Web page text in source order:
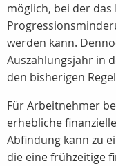
möglich, bei der
werden kann.
Auszahlungsjahr in
den bisherigen
Für Arbeitnehmer
erhebliche
Abfindung kann zu
die eine frühzeitige